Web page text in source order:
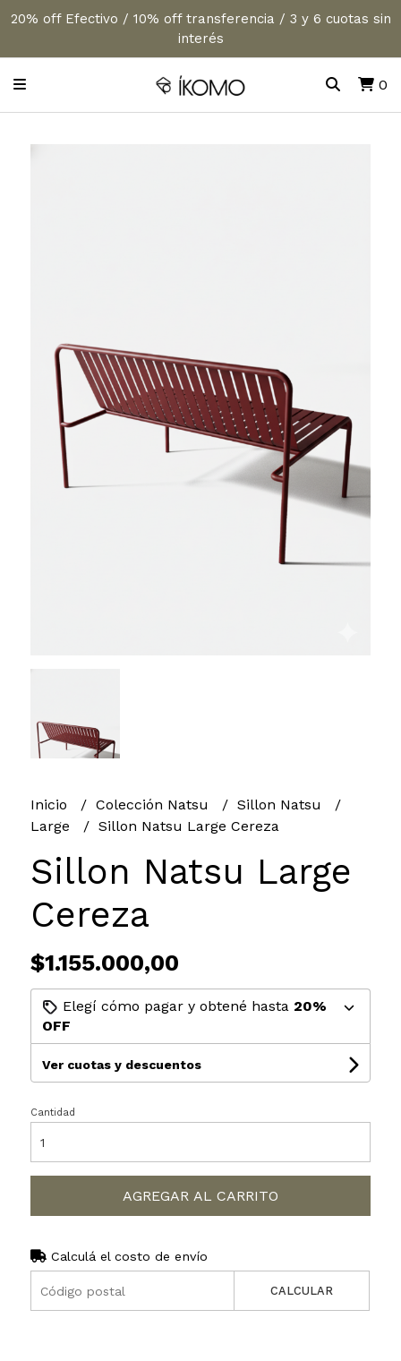
20% off Efectivo / 10% off transferencia / 3 y 6 cuotas sin
interés
0
Inicio Colección Natsu
Sillon Natsu
Large
Sillon Natsu Large Cereza
Sillon Natsu Large
Cereza
$1.155.000,00
Elegí cómo pagar y obtené hasta 20%
OFF
Ver cuotas y descuentos
Cantidad
AGREGAR AL CARRITO
Calculá el costo de envío
CALCULAR